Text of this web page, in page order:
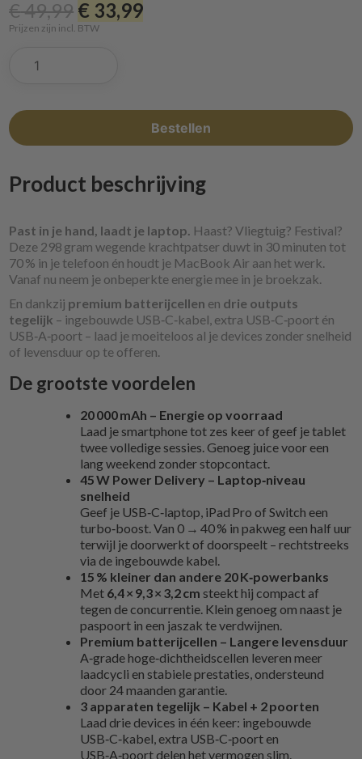
€49,99 € 33,99
Prijzen zijn incl. BTW
Powerbank
quantity
Bestellen
Product beschrijving
Past in je hand, laadt je laptop. Haast? Vliegtuig? Festival?
Deze 298 gram wegende krachtpatser duwt in 30 minuten tot
70 % in je telefoon én houdt je MacBook Air aan het werk.
Vanaf nu neem je onbeperkte energie mee in je broekzak.
En dankzij premium batterijcellen en drie outputs
tegelijk – ingebouwde USB‑C‑kabel, extra USB‑C‑poort én
USB‑A‑poort – laad je moeiteloos al je devices zonder snelheid
of levensduur op te offeren.
De grootste voordelen
20 000 mAh – Energie op voorraad
Laad je smartphone tot zes keer of geef je tablet
twee volledige sessies. Genoeg juice voor een
lang weekend zonder stopcontact.
45 W Power Delivery – Laptop‑niveau
snelheid
Geef je USB‑C‑laptop, iPad Pro of Switch een
turbo‑boost. Van 0 → 40 % in pakweg een half uur
terwijl je doorwerkt of doorspeelt – rechtstreeks
via de ingebouwde kabel.
15 % kleiner dan andere 20 K‑powerbanks
Met 6,4 × 9,3 × 3,2 cm steekt hij compact af
tegen de concurrentie. Klein genoeg om naast je
paspoort in een jaszak te verdwijnen.
Premium batterijcellen – Langere levensduur
A‑grade hoge‑dichtheidscellen leveren meer
laadcycli en stabiele prestaties, ondersteund
door 24 maanden garantie.
3 apparaten tegelijk – Kabel + 2 poorten
Laad drie devices in één keer: ingebouwde
USB‑C‑kabel, extra USB‑C‑poort en
USB‑A‑poort delen het vermogen slim.